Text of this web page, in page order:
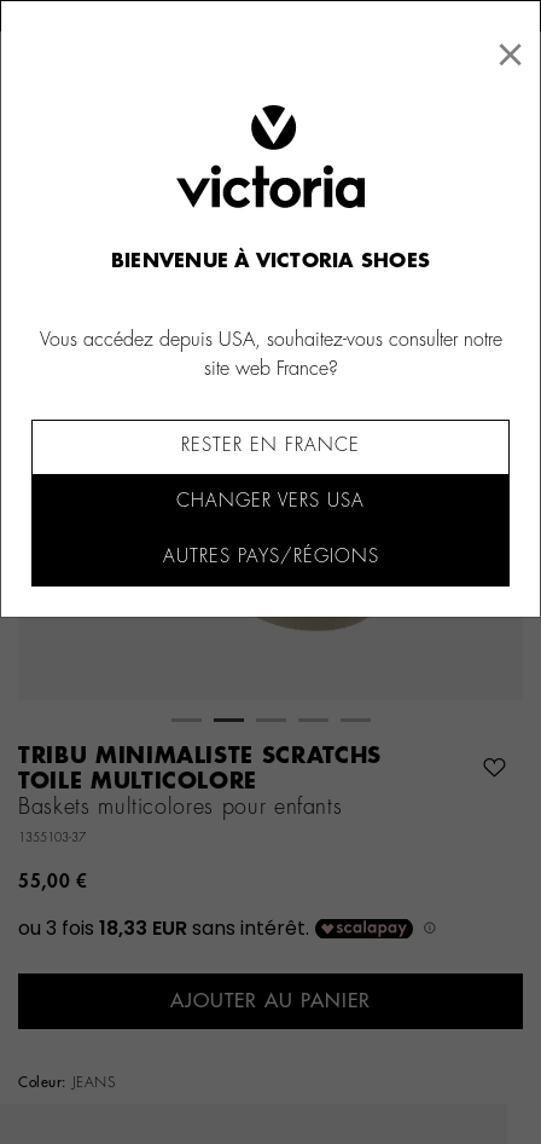
TRIBU MINIMALISTE SCRATCHS
TOILE MULTICOLORE
Baskets multicolores pour enfants
1355103-37
55,00 €
AJOUTER AU PANIER
Coleur: JEANS
×
BIENVENUE À VICTORIA SHOES
Vous accédez depuis USA, souhaitez-vous consulter notre
site web France?
RESTER EN FRANCE
CHANGER VERS USA
AUTRES PAYS/RÉGIONS